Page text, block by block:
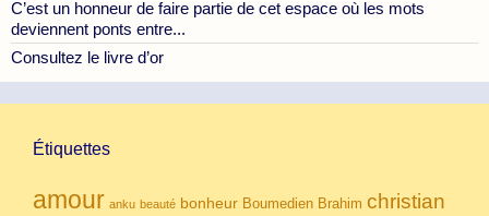
C’est un honneur de faire partie de cet espace où les mots
deviennent ponts entre...
Consultez le livre d’or
Étiquettes
amour anku beauté bonheur Boumedien Brahim christian